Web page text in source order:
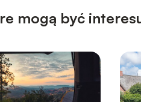
mogą być